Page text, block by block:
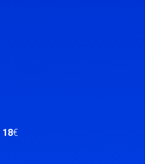
18€